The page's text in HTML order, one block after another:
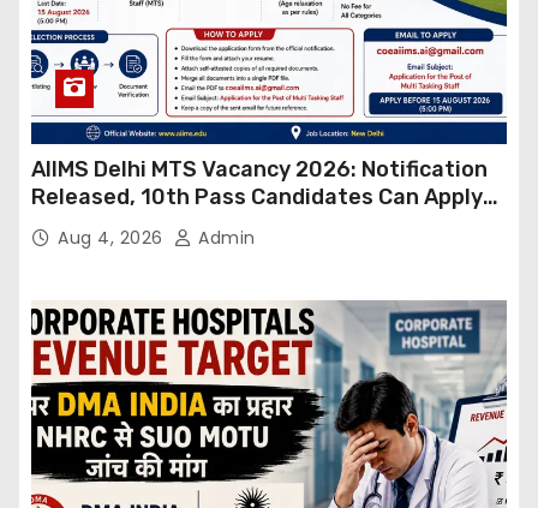
AIIMS Delhi MTS Vacancy 2026: Notification
Released, 10th Pass Candidates Can Apply
Through Email
Aug 4, 2026 Admin